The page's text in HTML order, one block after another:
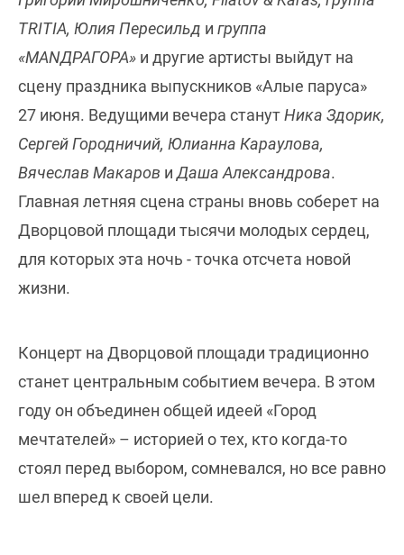
TRITIA, Юлия Пересильд и группа
«МАNДРАГОРА» и другие артисты выйдут на
сцену праздника выпускников «Алые паруса»
27 июня. Ведущими вечера станутНика Здорик,
Сергей Городничий, Юлианна Караулова,
Вячеслав Макаров и Даша Александрова.
Главная летняя сцена страны вновь соберет на
Дворцовой площади тысячи молодых сердец,
для которых эта ночь - точка отсчета новой
жизни.
Концерт на Дворцовой площади традиционно
станет центральным событием вечера. В этом
году он объединен общей идеей «Город
мечтателей» – историей о тех, кто когда-то
стоял перед выбором, сомневался, но все равно
шел вперед к своей цели.